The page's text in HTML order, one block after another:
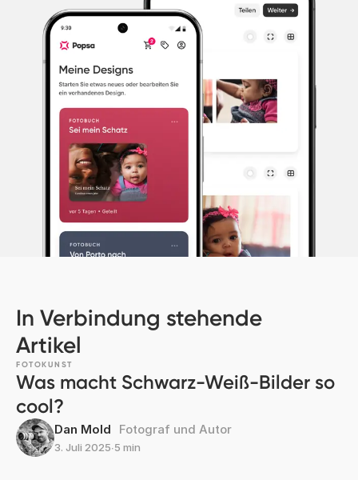
In Verbindung stehende
Artikel
FOTOKUNST
Was macht Schwarz-Weiß-Bilder so
cool?
Dan Mold Fotograf und Autor
3. Juli 2025∙5 min